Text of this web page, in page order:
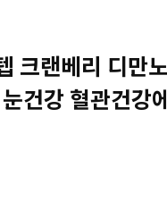
크랜베리 디만
건강 혈관건강